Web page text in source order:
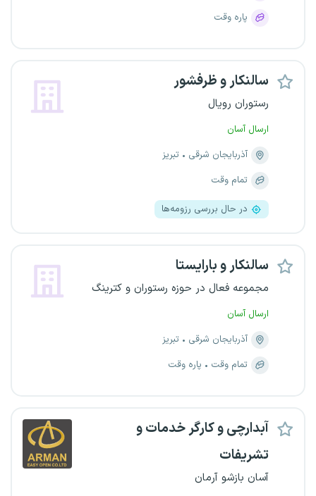
پاره وقت
سالنکار و ظرفشور
رستوران رویال
ارسال آسان
آذربایجان شرقی
تبریز
تمام وقت
در حال بررسی رزومه‌ها
سالنکار و بارایستا
مجموعه فعال در حوزه رستوران و کترینگ
ارسال آسان
آذربایجان شرقی
تبریز
تمام وقت
پاره وقت
آبدارچی و کارگر خدمات و
تشریفات
آسان بازشو آرمان